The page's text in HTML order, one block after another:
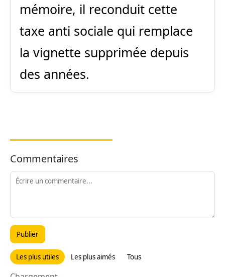
mémoire, il reconduit cette
taxe anti sociale qui remplace
la vignette supprimée depuis
des années.
Commentaires
Publier
Les plus utiles Les plus aimés Tous